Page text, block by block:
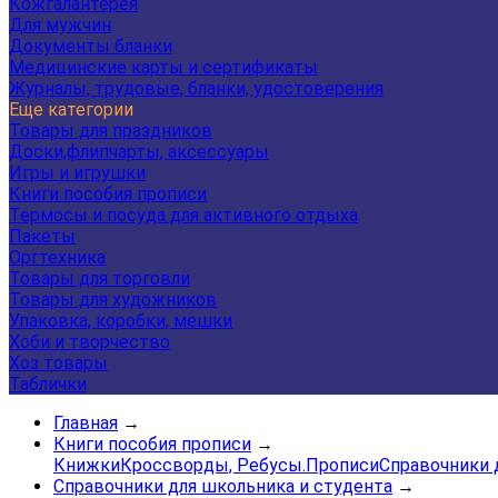
Для мужчин
Документы бланки
Медицинские карты и сертификаты
Журналы, трудовые, бланки, удостоверения
Еще категории
Товары для праздников
Доски,флипчарты, аксессуары
Игры и игрушки
Книги пособия прописи
Термосы и посуда для активного отдыха
Пакеты
Оргтехника
Товары для торговли
Товары для художников
Упаковка, коробки, мешки
Хоби и творчество
Хоз товары
Таблички
Главная →
Книги пособия прописи →
КнижкиКроссворды, Ребусы.ПрописиСправочники
Справочники для школьника и студента →